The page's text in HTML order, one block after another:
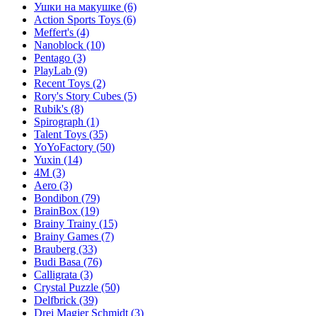
Ушки на макушке (6)
Action Sports Toys (6)
Meffert's (4)
Nanoblock (10)
Pentago (3)
PlayLab (9)
Recent Toys (2)
Rory's Story Cubes (5)
Rubik's (8)
Spirograph (1)
Talent Toys (35)
YoYoFactory (50)
Yuxin (14)
4M (3)
Aero (3)
Bondibon (79)
BrainBox (19)
Brainy Trainy (15)
Brainy Games (7)
Brauberg (33)
Budi Basa (76)
Calligrata (3)
Crystal Puzzle (50)
Delfbrick (39)
Drei Magier Schmidt (3)